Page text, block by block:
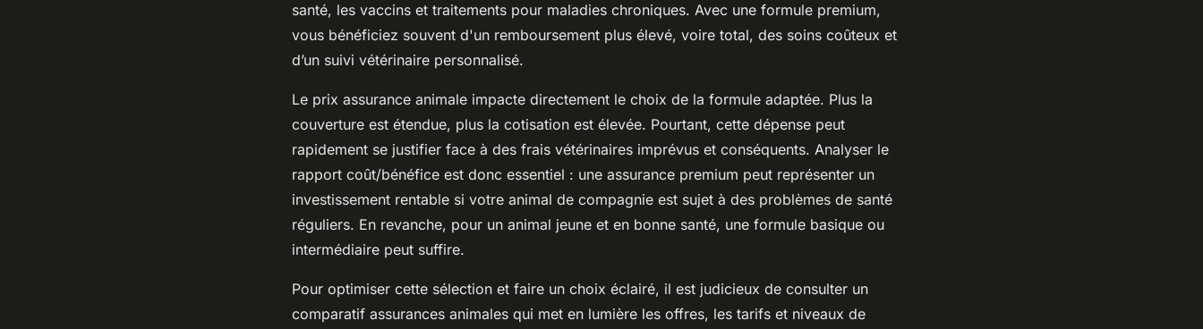
santé, les vaccins et traitements pour maladies chroniques. Avec une formule premium,
vous bénéficiez souvent d'un remboursement plus élevé, voire total, des soins coûteux et
d’un suivi vétérinaire personnalisé.
Le prix assurance animale impacte directement le choix de la formule adaptée. Plus la
couverture est étendue, plus la cotisation est élevée. Pourtant, cette dépense peut
rapidement se justifier face à des frais vétérinaires imprévus et conséquents. Analyser le
rapport coût/bénéfice est donc essentiel : une assurance premium peut représenter un
investissement rentable si votre animal de compagnie est sujet à des problèmes de santé
réguliers. En revanche, pour un animal jeune et en bonne santé, une formule basique ou
intermédiaire peut suffire.
Pour optimiser cette sélection et faire un choix éclairé, il est judicieux de consulter un
comparatif assurances animales qui met en lumière les offres, les tarifs et niveaux de